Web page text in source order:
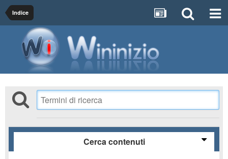
Indice
Cerca contenuti